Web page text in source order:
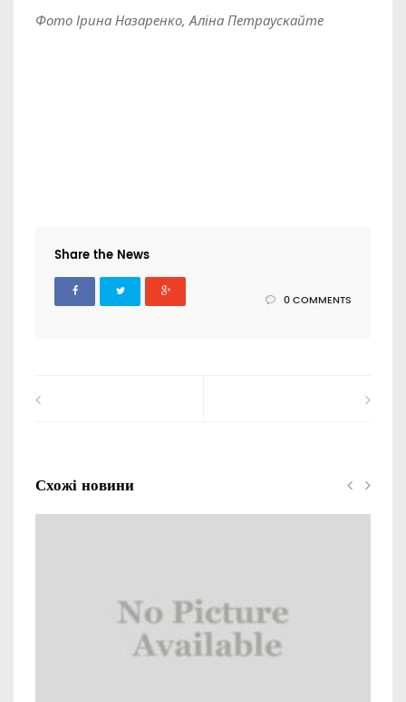
Фото Ірина Назаренко, Аліна Петраускайте
Share the News
0 COMMENTS
Схожі новини